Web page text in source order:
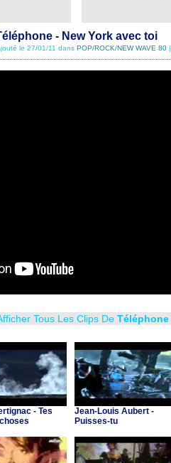
- New York avec toi
le 27/01/11 dans POP/ROCK/NEW WAVE 80
Tous Les Clips De Téléphone
- Tes
Jean-Louis Aubert -
Puisses-tu